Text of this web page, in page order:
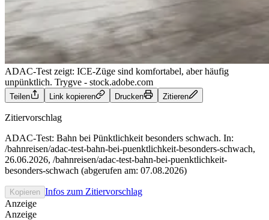
ADAC-Test zeigt: ICE-Züge sind komfortabel, aber häufig
unpünktlich. Trygve - stock.adobe.com
Teilen Link kopieren Drucken Zitieren
Zitiervorschlag
ADAC-Test: Bahn bei Pünktlichkeit besonders schwach. In:
/bahnreisen/adac-test-bahn-bei-puenktlichkeit-besonders-schwach,
26.06.2026, /bahnreisen/adac-test-bahn-bei-puenktlichkeit-
besonders-schwach (abgerufen am: 07.08.2026)
Kopieren Infos zum Zitiervorschlag
Anzeige
Anzeige